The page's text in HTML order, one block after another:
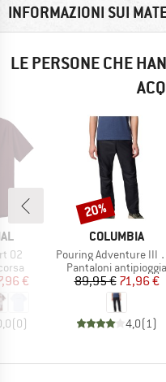
INFORMAZIONI SUI
LE PERSONE CHE
02
ridotto
€
(0)
MARCHIO
COLUMBIA
Articolo
Pouring Adventure III Pant
Gruppo di prodotti
Pantaloni antipioggia
Prezzo
89,95 €Prezzo
71,96 €
4,0(1 )
Sconto
20%